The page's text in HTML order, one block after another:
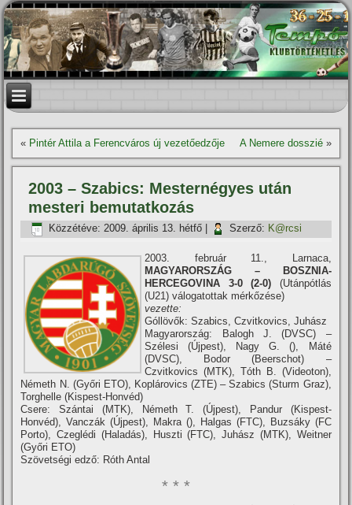
« Pintér Attila a Ferencváros új vezetőedzője A Nemere dosszié»
2003 – Szabics: Mesternégyes után
mesteri bemutatkozás
Közzétéve: 2009. április 13. hétfő Szerző: K@rcsi
2003. február 11., Larnaca,
MAGYARORSZÁG – BOSZNIA-
HERCEGOVINA 3-0 (2-0) (Utánpótlás
(U21) válogatottak mérkőzése)
vezette:
Góllövők: Szabics, Czvitkovics, Juhász
Magyarország: Balogh J. (DVSC) –
Szélesi (Újpest), Nagy G. (), Máté
(DVSC), Bodor (Beerschot) –
Czvitkovics (MTK), Tóth B. (Videoton),
Németh N. (Győri ETO), Koplárovics (ZTE) – Szabics (Sturm Graz),
Torghelle (Kispest-Honvéd)
Csere: Szántai (MTK), Németh T. (Újpest), Pandur (Kispest-
Honvéd), Vanczák (Újpest), Makra (), Halgas (FTC), Buzsáky (FC
Porto), Czeglédi (Haladás), Huszti (FTC), Juhász (MTK), Weitner
(Győri ETO)
Szövetségi edző: Róth Antal
* * *